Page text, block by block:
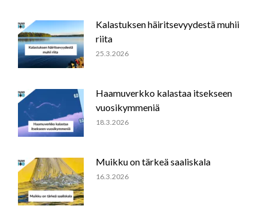
Kalastuksen häiritsevyydestä muhii
riita
25.3.2026
Haamuverkko kalastaa itsekseen
vuosikymmeniä
18.3.2026
Muikku on tärkeä saaliskala
16.3.2026